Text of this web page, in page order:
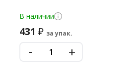
В наличии
431 ₽ за упак.
- +